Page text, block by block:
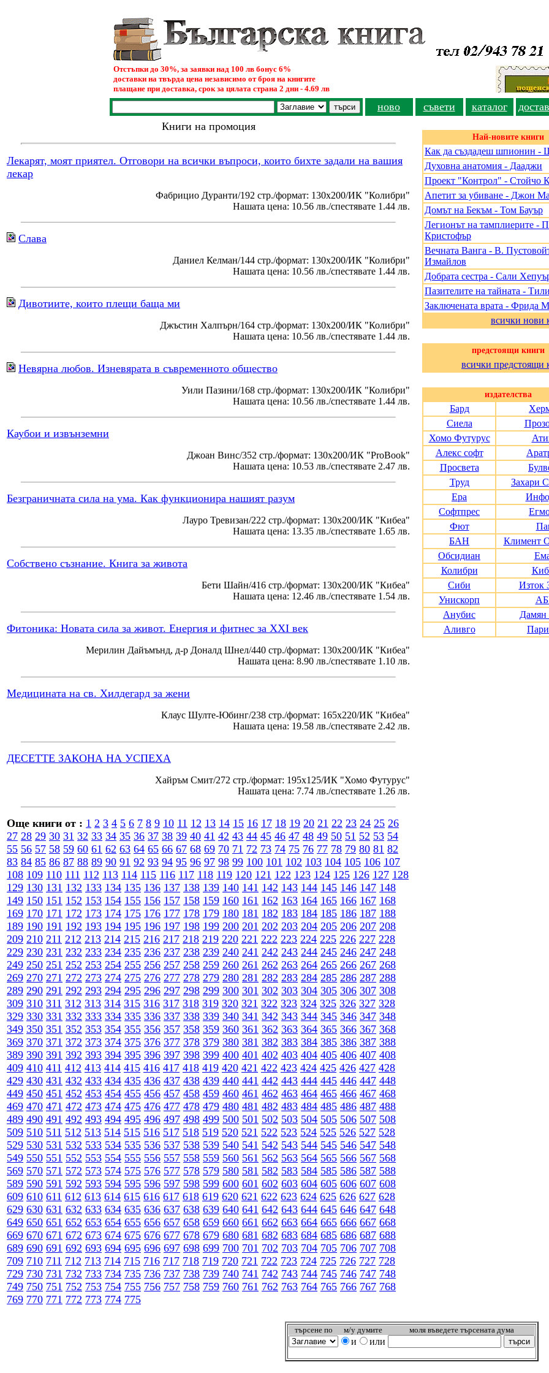
Отстъпки до 30%, за заявки над 100 лв бонус 6%
доставки на твърда цена независимо от броя на книгите
плащане при доставка, срок за цялата страна 2 дни - 4.69 лв
ново съвети каталог
Книги на промоция
Лекарят, моят приятел. Отговори на всички въпроси, които бихте задали на вашия
лекар
Фабрицио Дуранти/192 стр./формат: 130х200/ИК "Колибри"
Нашата цена: 10.56 лв./спестявате 1.44 лв.
Слава
Даниел Келман/144 стр./формат: 130х200/ИК "Колибри"
Нашата цена: 10.56 лв./спестявате 1.44 лв.
Дивотиите, които плещи баща ми
Джъстин Халпърн/164 стр./формат: 130х200/ИК "Колибри"
Нашата цена: 10.56 лв./спестявате 1.44 лв.
Невярна любов. Изневярата в съвременното общество
Уили Пазини/168 стр./формат: 130х200/ИК "Колибри"
Нашата цена: 10.56 лв./спестявате 1.44 лв.
Каубои и извънземни
Джоан Винс/352 стр./формат: 130х200/ИК "ProBook"
Нашата цена: 10.53 лв./спестявате 2.47 лв.
Безграничната сила на ума. Как функционира нашият разум
Лауро Тревизан/222 стр./формат: 130х200/ИК "Кибеа"
Нашата цена: 13.35 лв./спестявате 1.65 лв.
Собствено съзнание. Книга за живота
Бети Шайн/416 стр./формат: 130х200/ИК "Кибеа"
Нашата цена: 12.46 лв./спестявате 1.54 лв.
Фитоника: Новата сила за живот. Енергия и фитнес за XXI век
Мерилин Дайъмънд, д-р Доналд Шнел/440 стр./формат: 130х200/ИК "Кибеа"
Нашата цена: 8.90 лв./спестявате 1.10 лв.
Медицината на св. Хилдегард за жени
Клаус Шулте-Юбинг/238 стр./формат: 165х220/ИК "Кибеа"
Нашата цена: 19.58 лв./спестявате 2.42 лв.
ДЕСЕТТЕ ЗАКОНА НА УСПЕХА
Хайръм Смит/272 стр./формат: 195x125/ИК "Хомо Футурус"
Нашата цена: 7.74 лв./спестявате 1.26 лв.
Още книги от : 1 2 3 4 5 6 7 8 9 10 11 12 13 14 15 16 17 18 19 20 21 22 23 24 25 26
27 28 29 30 31 32 33 34 35 36 37 38 39 40 41 42 43 44 45 46 47 48 49 50 51 52 53 54
55 56 57 58 59 60 61 62 63 64 65 66 67 68 69 70 71 72 73 74 75 76 77 78 79 80 81 82
83 84 85 86 87 88 89 90 91 92 93 94 95 96 97 98 99 100 101 102 103 104 105 106 107
108 109 110 111 112 113 114 115 116 117 118 119 120 121 122 123 124 125 126 127 128
129 130 131 132 133 134 135 136 137 138 139 140 141 142 143 144 145 146 147 148
149 150 151 152 153 154 155 156 157 158 159 160 161 162 163 164 165 166 167 168
169 170 171 172 173 174 175 176 177 178 179 180 181 182 183 184 185 186 187 188
189 190 191 192 193 194 195 196 197 198 199 200 201 202 203 204 205 206 207 208
209 210 211 212 213 214 215 216 217 218 219 220 221 222 223 224 225 226 227 228
229 230 231 232 233 234 235 236 237 238 239 240 241 242 243 244 245 246 247 248
249 250 251 252 253 254 255 256 257 258 259 260 261 262 263 264 265 266 267 268
269 270 271 272 273 274 275 276 277 278 279 280 281 282 283 284 285 286 287 288
289 290 291 292 293 294 295 296 297 298 299 300 301 302 303 304 305 306 307 308
309 310 311 312 313 314 315 316 317 318 319 320 321 322 323 324 325 326 327 328
329 330 331 332 333 334 335 336 337 338 339 340 341 342 343 344 345 346 347 348
349 350 351 352 353 354 355 356 357 358 359 360 361 362 363 364 365 366 367 368
369 370 371 372 373 374 375 376 377 378 379 380 381 382 383 384 385 386 387 388
389 390 391 392 393 394 395 396 397 398 399 400 401 402 403 404 405 406 407 408
409 410 411 412 413 414 415 416 417 418 419 420 421 422 423 424 425 426 427 428
429 430 431 432 433 434 435 436 437 438 439 440 441 442 443 444 445 446 447 448
449 450 451 452 453 454 455 456 457 458 459 460 461 462 463 464 465 466 467 468
469 470 471 472 473 474 475 476 477 478 479 480 481 482 483 484 485 486 487 488
489 490 491 492 493 494 495 496 497 498 499 500 501 502 503 504 505 506 507 508
509 510 511 512 513 514 515 516 517 518 519 520 521 522 523 524 525 526 527 528
529 530 531 532 533 534 535 536 537 538 539 540 541 542 543 544 545 546 547 548
549 550 551 552 553 554 555 556 557 558 559 560 561 562 563 564 565 566 567 568
569 570 571 572 573 574 575 576 577 578 579 580 581 582 583 584 585 586 587 588
589 590 591 592 593 594 595 596 597 598 599 600 601 602 603 604 605 606 607 608
609 610 611 612 613 614 615 616 617 618 619 620 621 622 623 624 625 626 627 628
629 630 631 632 633 634 635 636 637 638 639 640 641 642 643 644 645 646 647 648
649 650 651 652 653 654 655 656 657 658 659 660 661 662 663 664 665 666 667 668
669 670 671 672 673 674 675 676 677 678 679 680 681 682 683 684 685 686 687 688
689 690 691 692 693 694 695 696 697 698 699 700 701 702 703 704 705 706 707 708
709 710 711 712 713 714 715 716 717 718 719 720 721 722 723 724 725 726 727 728
729 730 731 732 733 734 735 736 737 738 739 740 741 742 743 744 745 746 747 748
749 750 751 752 753 754 755 756 757 758 759 760 761 762 763 764 765 766 767 768
769 770 771 772 773 774 775
Най-новите книги
Как да създадеш шпионин -
Духовна анатомия - Дааджи
Проект "Контрол" - Стойчо
Апетит за убиване - Джон
Домът на Бекъм - Том Бауър
Легионът на тамплиерите -
Кристофър
Вечната Ванга - В.
Измайлов
Добрата сестра - Сали
Пазителите на тайната -
Заключената врата - Фрида
всички нови
предстоящи книги
всички предстоящи
издателства
Бард
Сиела
Хомо Футурус
Алекс софт
Просвета
Труд
Захари
Ера
Софтпрес
Фют
БАН
Климент
Обсидиан
Колибри
Сиби
Изток
Унискорп
Анубис
Дамян
Аливго
търсeне по м/у думите моля въведете търсената дума
и или